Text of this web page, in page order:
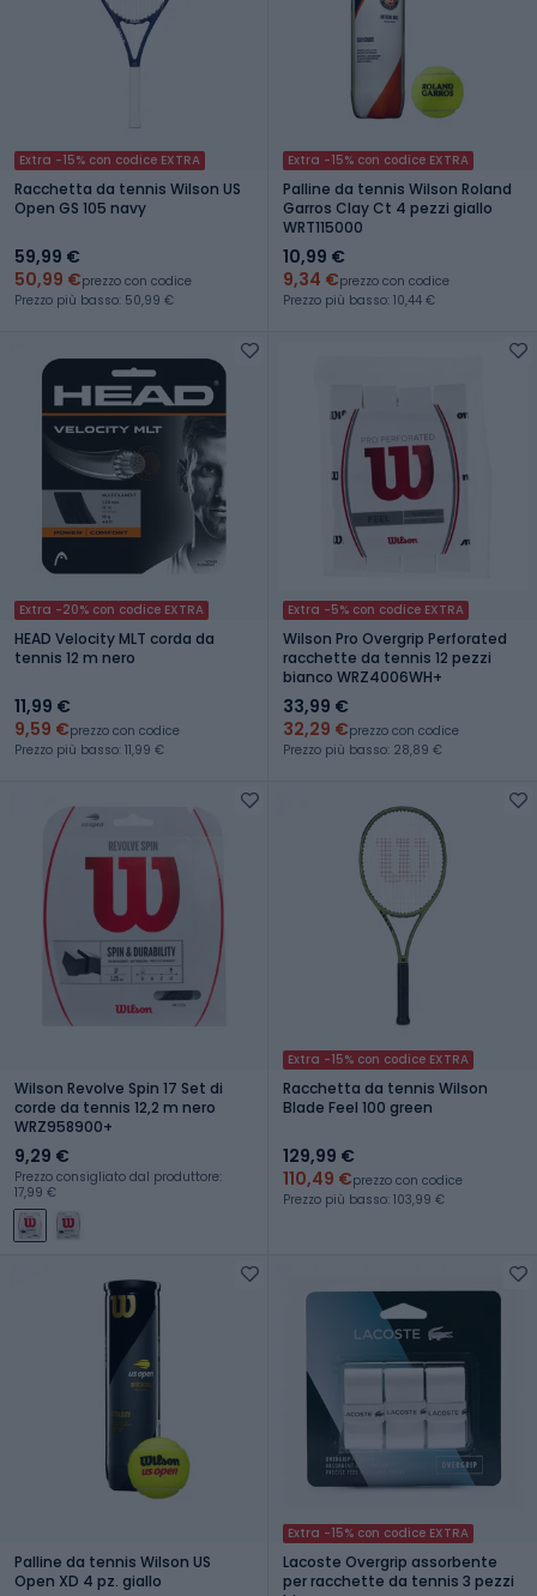
Extra -15% con codice EXTRA
Racchetta da tennis Wilson US
Open GS 105 navy
59,99 €
50,99 €prezzo con codice
Prezzo più basso: 50,99 €
Extra -15% con codice EXTRA
Palline da tennis Wilson Roland
Garros Clay Ct 4 pezzi giallo
WRT115000
10,99 €
9,34 €prezzo con codice
Prezzo più basso: 10,44 €
Extra -20% con codice EXTRA
HEAD Velocity MLT corda da
tennis 12 m nero
11,99 €
9,59 €prezzo con codice
Prezzo più basso: 11,99 €
Extra -5% con codice EXTRA
Wilson Pro Overgrip Perforated
racchette da tennis 12 pezzi
bianco WRZ4006WH+
33,99 €
32,29 €prezzo con codice
Prezzo più basso: 28,89 €
Wilson Revolve Spin 17 Set di
corde da tennis 12,2 m nero
WRZ958900+
9,29 €
Prezzo consigliato dal produttore:
17,99 €
Extra -15% con codice EXTRA
Racchetta da tennis Wilson
Blade Feel 100 green
129,99 €
110,49 €prezzo con codice
Prezzo più basso: 103,99 €
Palline da tennis Wilson US
Open XD 4 pz. giallo
Extra -15% con codice EXTRA
Lacoste Overgrip assorbente
per racchette da tennis 3 pezzi